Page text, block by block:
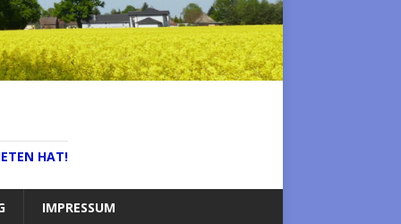
HAT!
IMPRESSUM